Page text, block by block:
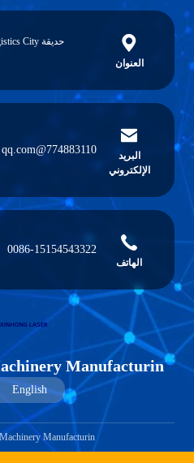
العنوان
البريد
الإلكتروني
774883110@qq.com
الهاتف
0086-15154543322
Manufacturin
Manufacturin